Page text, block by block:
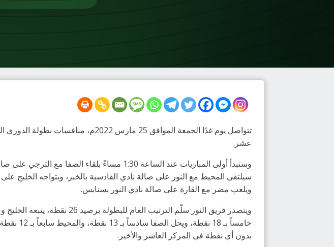
تتواصل يوم غدًا الجمعة الموافق 25
عشر.
سيلتقي المحيط مع النور على صالة نادي القادسية بالخبر، ويتواجه الخليج
ويلعب مضر مع القارة على صالة نادي النور بسنابس.
بدون أي نقطة في المركز العاشر والأخير.